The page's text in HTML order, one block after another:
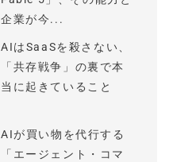
企業が今...
AIはSaaSを殺さない、
「共存戦争」の裏で本
当に起きていること
AIが買い物を代行する
「エージェント・コマ